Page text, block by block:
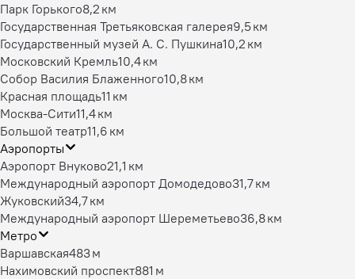
Парк Горького8,2 км
Государственная Третьяковская галерея9,5 км
Государственный музей А. С. Пушкина10,2 км
Московский Кремль10,4 км
Собор Василия Блаженного10,8 км
Красная площадь11 км
Москва-Сити11,4 км
Большой театр11,6 км
Аэропорты
Аэропорт Внуково21,1 км
Международный аэропорт Домодедово31,7 км
Жуковский34,7 км
Международный аэропорт Шереметьево36,8 км
Метро
Варшавская483 м
Нахимовский проспект881 м